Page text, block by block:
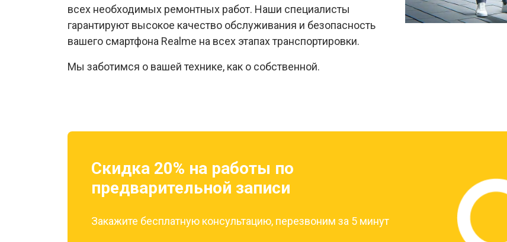
всех необходимых ремонтных работ. Наши специалисты
гарантируют высокое качество обслуживания и безопасность
вашего смартфона Realme на всех этапах транспортировки.
Мы заботимся о вашей технике, как о собственной.
Скидка 20% на работы по
предварительной записи
Закажите бесплатную консультацию, перезвоним за 5 минут